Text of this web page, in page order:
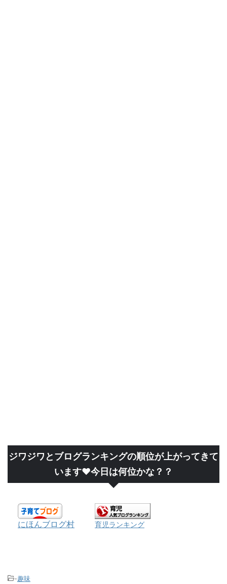
ジワジワとブログランキングの順位が上がってきて
います❤今日は何位かな？？
にほんブログ村 育児ランキング
-趣味